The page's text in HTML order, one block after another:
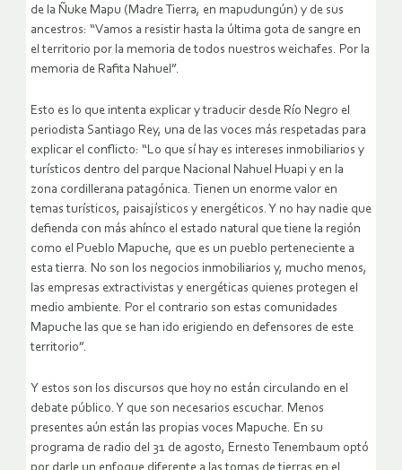
de la Ñuke Mapu (Madre Tierra, en mapudungún) y de sus
ancestros: “Vamos a resistir hasta la última gota de sangre en
el territorio por la memoria de todos nuestros weichafes. Por la
memoria de Rafita Nahuel”.
Esto es lo que intenta explicar y traducir desde Río Negro el
periodista Santiago Rey, una de las voces más respetadas para
explicar el conflicto: “Lo que sí hay es intereses inmobiliarios y
turísticos dentro del parque Nacional Nahuel Huapi y en la
zona cordillerana patagónica. Tienen un enorme valor en
temas turísticos, paisajísticos y energéticos. Y no hay nadie que
defienda con más ahínco el estado natural que tiene la región
como el Pueblo Mapuche, que es un pueblo perteneciente a
esta tierra. No son los negocios inmobiliarios y, mucho menos,
las empresas extractivistas y energéticas quienes protegen el
medio ambiente. Por el contrario son estas comunidades
Mapuche las que se han ido erigiendo en defensores de este
territorio”.
Y estos son los discursos que hoy no están circulando en el
debate público. Y que son necesarios escuchar. Menos
presentes aún están las propias voces Mapuche. En su
programa de radio del 31 de agosto, Ernesto Tenembaum optó